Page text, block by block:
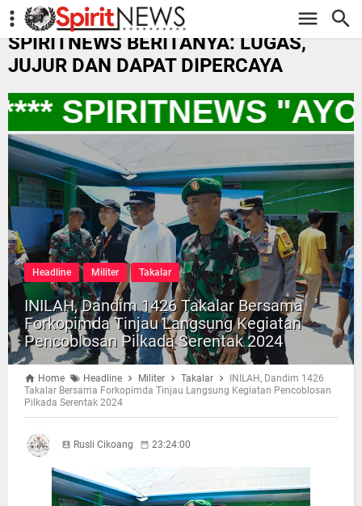
-->
SPIRITNEWS BERITANYA: LUGAS,
JUJUR DAN DAPAT DIPERCAYA
SPIRITNEWS "AYO
Headline Militer Takalar
INILAH, Dandim 1426 Takalar Bersama
Forkopimda Tinjau Langsung Kegiatan
Pencoblosan Pilkada Serentak 2024
Home Headline Militer Takalar
INILAH, Dandim 1426
Takalar Bersama Forkopimda Tinjau Langsung Kegiatan Pencoblosan
Pilkada Serentak 2024
Rusli Cikoang 23:24:00